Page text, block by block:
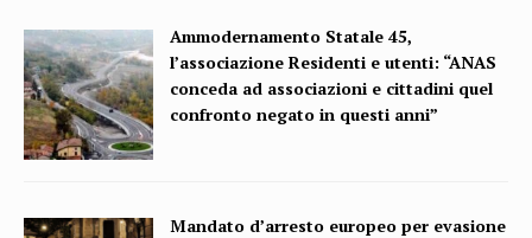
Ammodernamento Statale 45,
l’associazione Residenti e utenti: “ANAS
conceda ad associazioni e cittadini quel
confronto negato in questi anni”
Mandato d’arresto europeo per evasione